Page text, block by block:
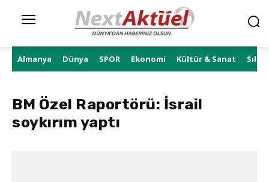
Almanya Dünya SPOR Ekonomi Kültür & Sanat Sıla
BM Özel Raportörü: İsrail
soykırım yaptı